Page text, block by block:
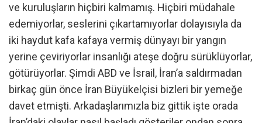
ve kuruluşların hiçbiri kalmamış. Hiçbiri müdahale
edemiyorlar, seslerini çıkartamıyorlar dolayısıyla da
iki haydut kafa kafaya vermiş dünyayı bir yangın
yerine çeviriyorlar insanlığı ateşe doğru sürüklüyorlar,
götürüyorlar. Şimdi ABD ve İsrail, İran’a saldırmadan
birkaç gün önce İran Büyükelçisi bizleri bir yemeğe
davet etmişti. Arkadaşlarımızla biz gittik işte orada